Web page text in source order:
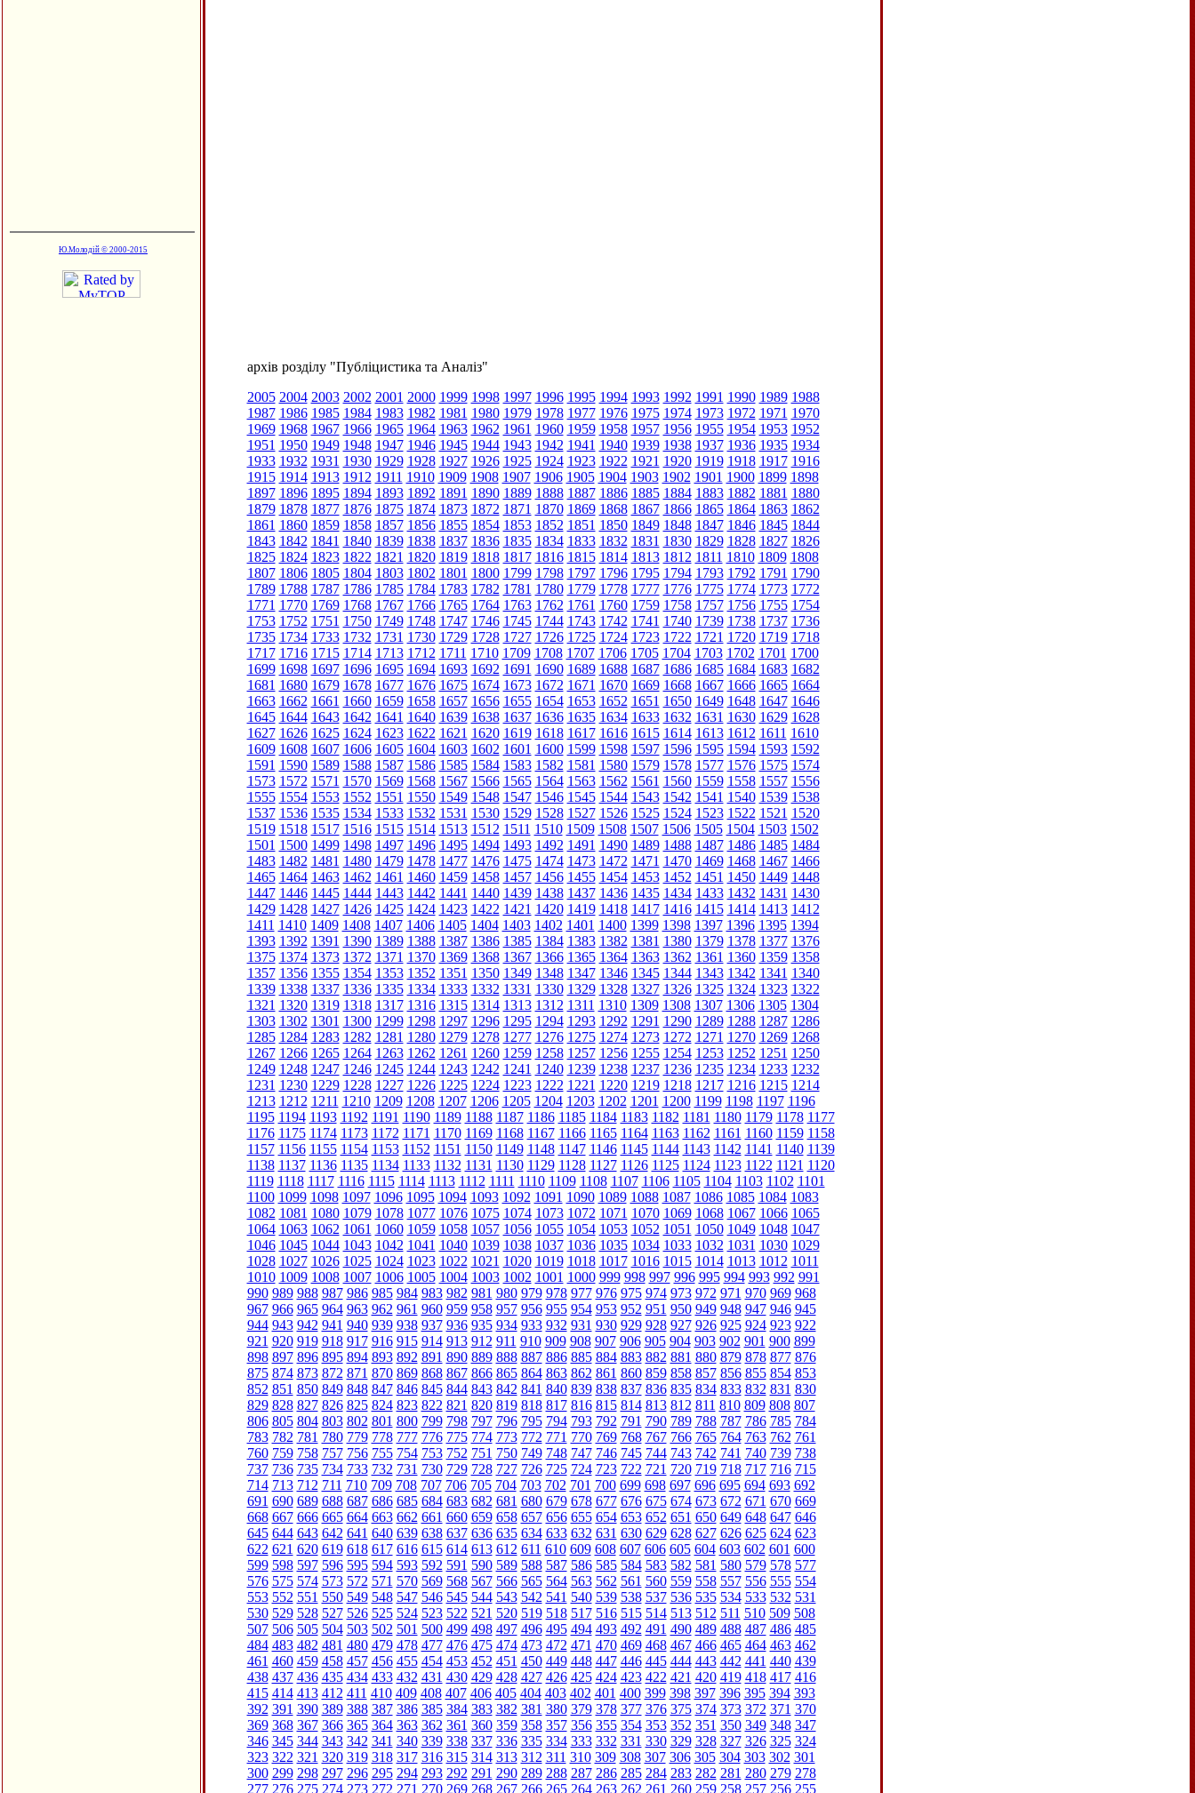
Ю.Молодій © 2000-2015
архів розділу "Публіцистика та Аналіз"
2005 2004 2003 2002 2001 2000 1999 1998 1997 1996 1995 1994 1993 1992 1991 1990 1989 1988
1987 1986 1985 1984 1983 1982 1981 1980 1979 1978 1977 1976 1975 1974 1973 1972 1971 1970
1969 1968 1967 1966 1965 1964 1963 1962 1961 1960 1959 1958 1957 1956 1955 1954 1953 1952
1951 1950 1949 1948 1947 1946 1945 1944 1943 1942 1941 1940 1939 1938 1937 1936 1935 1934
1933 1932 1931 1930 1929 1928 1927 1926 1925 1924 1923 1922 1921 1920 1919 1918 1917 1916
1915 1914 1913 1912 1911 1910 1909 1908 1907 1906 1905 1904 1903 1902 1901 1900 1899 1898
1897 1896 1895 1894 1893 1892 1891 1890 1889 1888 1887 1886 1885 1884 1883 1882 1881 1880
1879 1878 1877 1876 1875 1874 1873 1872 1871 1870 1869 1868 1867 1866 1865 1864 1863 1862
1861 1860 1859 1858 1857 1856 1855 1854 1853 1852 1851 1850 1849 1848 1847 1846 1845 1844
1843 1842 1841 1840 1839 1838 1837 1836 1835 1834 1833 1832 1831 1830 1829 1828 1827 1826
1825 1824 1823 1822 1821 1820 1819 1818 1817 1816 1815 1814 1813 1812 1811 1810 1809 1808
1807 1806 1805 1804 1803 1802 1801 1800 1799 1798 1797 1796 1795 1794 1793 1792 1791 1790
1789 1788 1787 1786 1785 1784 1783 1782 1781 1780 1779 1778 1777 1776 1775 1774 1773 1772
1771 1770 1769 1768 1767 1766 1765 1764 1763 1762 1761 1760 1759 1758 1757 1756 1755 1754
1753 1752 1751 1750 1749 1748 1747 1746 1745 1744 1743 1742 1741 1740 1739 1738 1737 1736
1735 1734 1733 1732 1731 1730 1729 1728 1727 1726 1725 1724 1723 1722 1721 1720 1719 1718
1717 1716 1715 1714 1713 1712 1711 1710 1709 1708 1707 1706 1705 1704 1703 1702 1701 1700
1699 1698 1697 1696 1695 1694 1693 1692 1691 1690 1689 1688 1687 1686 1685 1684 1683 1682
1681 1680 1679 1678 1677 1676 1675 1674 1673 1672 1671 1670 1669 1668 1667 1666 1665 1664
1663 1662 1661 1660 1659 1658 1657 1656 1655 1654 1653 1652 1651 1650 1649 1648 1647 1646
1645 1644 1643 1642 1641 1640 1639 1638 1637 1636 1635 1634 1633 1632 1631 1630 1629 1628
1627 1626 1625 1624 1623 1622 1621 1620 1619 1618 1617 1616 1615 1614 1613 1612 1611 1610
1609 1608 1607 1606 1605 1604 1603 1602 1601 1600 1599 1598 1597 1596 1595 1594 1593 1592
1591 1590 1589 1588 1587 1586 1585 1584 1583 1582 1581 1580 1579 1578 1577 1576 1575 1574
1573 1572 1571 1570 1569 1568 1567 1566 1565 1564 1563 1562 1561 1560 1559 1558 1557 1556
1555 1554 1553 1552 1551 1550 1549 1548 1547 1546 1545 1544 1543 1542 1541 1540 1539 1538
1537 1536 1535 1534 1533 1532 1531 1530 1529 1528 1527 1526 1525 1524 1523 1522 1521 1520
1519 1518 1517 1516 1515 1514 1513 1512 1511 1510 1509 1508 1507 1506 1505 1504 1503 1502
1501 1500 1499 1498 1497 1496 1495 1494 1493 1492 1491 1490 1489 1488 1487 1486 1485 1484
1483 1482 1481 1480 1479 1478 1477 1476 1475 1474 1473 1472 1471 1470 1469 1468 1467 1466
1465 1464 1463 1462 1461 1460 1459 1458 1457 1456 1455 1454 1453 1452 1451 1450 1449 1448
1447 1446 1445 1444 1443 1442 1441 1440 1439 1438 1437 1436 1435 1434 1433 1432 1431 1430
1429 1428 1427 1426 1425 1424 1423 1422 1421 1420 1419 1418 1417 1416 1415 1414 1413 1412
1411 1410 1409 1408 1407 1406 1405 1404 1403 1402 1401 1400 1399 1398 1397 1396 1395 1394
1393 1392 1391 1390 1389 1388 1387 1386 1385 1384 1383 1382 1381 1380 1379 1378 1377 1376
1375 1374 1373 1372 1371 1370 1369 1368 1367 1366 1365 1364 1363 1362 1361 1360 1359 1358
1357 1356 1355 1354 1353 1352 1351 1350 1349 1348 1347 1346 1345 1344 1343 1342 1341 1340
1339 1338 1337 1336 1335 1334 1333 1332 1331 1330 1329 1328 1327 1326 1325 1324 1323 1322
1321 1320 1319 1318 1317 1316 1315 1314 1313 1312 1311 1310 1309 1308 1307 1306 1305 1304
1303 1302 1301 1300 1299 1298 1297 1296 1295 1294 1293 1292 1291 1290 1289 1288 1287 1286
1285 1284 1283 1282 1281 1280 1279 1278 1277 1276 1275 1274 1273 1272 1271 1270 1269 1268
1267 1266 1265 1264 1263 1262 1261 1260 1259 1258 1257 1256 1255 1254 1253 1252 1251 1250
1249 1248 1247 1246 1245 1244 1243 1242 1241 1240 1239 1238 1237 1236 1235 1234 1233 1232
1231 1230 1229 1228 1227 1226 1225 1224 1223 1222 1221 1220 1219 1218 1217 1216 1215 1214
1213 1212 1211 1210 1209 1208 1207 1206 1205 1204 1203 1202 1201 1200 1199 1198 1197 1196
1195 1194 1193 1192 1191 1190 1189 1188 1187 1186 1185 1184 1183 1182 1181 1180 1179 1178 1177
1176 1175 1174 1173 1172 1171 1170 1169 1168 1167 1166 1165 1164 1163 1162 1161 1160 1159 1158
1157 1156 1155 1154 1153 1152 1151 1150 1149 1148 1147 1146 1145 1144 1143 1142 1141 1140 1139
1138 1137 1136 1135 1134 1133 1132 1131 1130 1129 1128 1127 1126 1125 1124 1123 1122 1121 1120
1119 1118 1117 1116 1115 1114 1113 1112 1111 1110 1109 1108 1107 1106 1105 1104 1103 1102 1101
1100 1099 1098 1097 1096 1095 1094 1093 1092 1091 1090 1089 1088 1087 1086 1085 1084 1083
1082 1081 1080 1079 1078 1077 1076 1075 1074 1073 1072 1071 1070 1069 1068 1067 1066 1065
1064 1063 1062 1061 1060 1059 1058 1057 1056 1055 1054 1053 1052 1051 1050 1049 1048 1047
1046 1045 1044 1043 1042 1041 1040 1039 1038 1037 1036 1035 1034 1033 1032 1031 1030 1029
1028 1027 1026 1025 1024 1023 1022 1021 1020 1019 1018 1017 1016 1015 1014 1013 1012 1011
1010 1009 1008 1007 1006 1005 1004 1003 1002 1001 1000 999 998 997 996 995 994 993 992 991
990 989 988 987 986 985 984 983 982 981 980 979 978 977 976 975 974 973 972 971 970 969 968
967 966 965 964 963 962 961 960 959 958 957 956 955 954 953 952 951 950 949 948 947 946 945
944 943 942 941 940 939 938 937 936 935 934 933 932 931 930 929 928 927 926 925 924 923 922
921 920 919 918 917 916 915 914 913 912 911 910 909 908 907 906 905 904 903 902 901 900 899
898 897 896 895 894 893 892 891 890 889 888 887 886 885 884 883 882 881 880 879 878 877 876
875 874 873 872 871 870 869 868 867 866 865 864 863 862 861 860 859 858 857 856 855 854 853
852 851 850 849 848 847 846 845 844 843 842 841 840 839 838 837 836 835 834 833 832 831 830
829 828 827 826 825 824 823 822 821 820 819 818 817 816 815 814 813 812 811 810 809 808 807
806 805 804 803 802 801 800 799 798 797 796 795 794 793 792 791 790 789 788 787 786 785 784
783 782 781 780 779 778 777 776 775 774 773 772 771 770 769 768 767 766 765 764 763 762 761
760 759 758 757 756 755 754 753 752 751 750 749 748 747 746 745 744 743 742 741 740 739 738
737 736 735 734 733 732 731 730 729 728 727 726 725 724 723 722 721 720 719 718 717 716 715
714 713 712 711 710 709 708 707 706 705 704 703 702 701 700 699 698 697 696 695 694 693 692
691 690 689 688 687 686 685 684 683 682 681 680 679 678 677 676 675 674 673 672 671 670 669
668 667 666 665 664 663 662 661 660 659 658 657 656 655 654 653 652 651 650 649 648 647 646
645 644 643 642 641 640 639 638 637 636 635 634 633 632 631 630 629 628 627 626 625 624 623
622 621 620 619 618 617 616 615 614 613 612 611 610 609 608 607 606 605 604 603 602 601 600
599 598 597 596 595 594 593 592 591 590 589 588 587 586 585 584 583 582 581 580 579 578 577
576 575 574 573 572 571 570 569 568 567 566 565 564 563 562 561 560 559 558 557 556 555 554
553 552 551 550 549 548 547 546 545 544 543 542 541 540 539 538 537 536 535 534 533 532 531
530 529 528 527 526 525 524 523 522 521 520 519 518 517 516 515 514 513 512 511 510 509 508
507 506 505 504 503 502 501 500 499 498 497 496 495 494 493 492 491 490 489 488 487 486 485
484 483 482 481 480 479 478 477 476 475 474 473 472 471 470 469 468 467 466 465 464 463 462
461 460 459 458 457 456 455 454 453 452 451 450 449 448 447 446 445 444 443 442 441 440 439
438 437 436 435 434 433 432 431 430 429 428 427 426 425 424 423 422 421 420 419 418 417 416
415 414 413 412 411 410 409 408 407 406 405 404 403 402 401 400 399 398 397 396 395 394 393
392 391 390 389 388 387 386 385 384 383 382 381 380 379 378 377 376 375 374 373 372 371 370
369 368 367 366 365 364 363 362 361 360 359 358 357 356 355 354 353 352 351 350 349 348 347
346 345 344 343 342 341 340 339 338 337 336 335 334 333 332 331 330 329 328 327 326 325 324
323 322 321 320 319 318 317 316 315 314 313 312 311 310 309 308 307 306 305 304 303 302 301
300 299 298 297 296 295 294 293 292 291 290 289 288 287 286 285 284 283 282 281 280 279 278
277 276 275 274 273 272 271 270 269 268 267 266 265 264 263 262 261 260 259 258 257 256 255